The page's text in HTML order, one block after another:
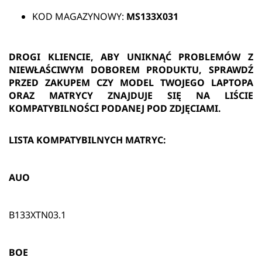
KOD MAGAZYNOWY: MS133X031
DROGI KLIENCIE, ABY UNIKNĄĆ PROBLEMÓW Z
NIEWŁAŚCIWYM DOBOREM PRODUKTU, SPRAWDŹ
PRZED ZAKUPEM CZY MODEL TWOJEGO LAPTOPA
ORAZ MATRYCY ZNAJDUJE SIĘ NA LIŚCIE
KOMPATYBILNOŚCI PODANEJ POD ZDJĘCIAMI.
LISTA KOMPATYBILNYCH MATRYC:
AUO
B133XTN03.1
BOE